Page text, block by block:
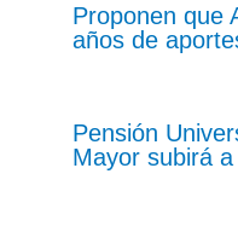
Proponen que
años de
Pensión
Mayor subirá